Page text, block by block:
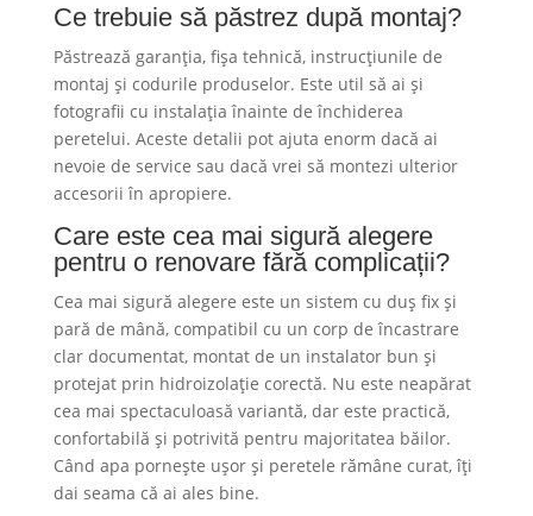
Ce trebuie să păstrez după montaj?
Păstrează garanția, fișa tehnică, instrucțiunile de
montaj și codurile produselor. Este util să ai și
fotografii cu instalația înainte de închiderea
peretelui. Aceste detalii pot ajuta enorm dacă ai
nevoie de service sau dacă vrei să montezi ulterior
accesorii în apropiere.
Care este cea mai sigură alegere
pentru o renovare fără complicații?
Cea mai sigură alegere este un sistem cu duș fix și
pară de mână, compatibil cu un corp de încastrare
clar documentat, montat de un instalator bun și
protejat prin hidroizolație corectă. Nu este neapărat
cea mai spectaculoasă variantă, dar este practică,
confortabilă și potrivită pentru majoritatea băilor.
Când apa pornește ușor și peretele rămâne curat, îți
dai seama că ai ales bine.